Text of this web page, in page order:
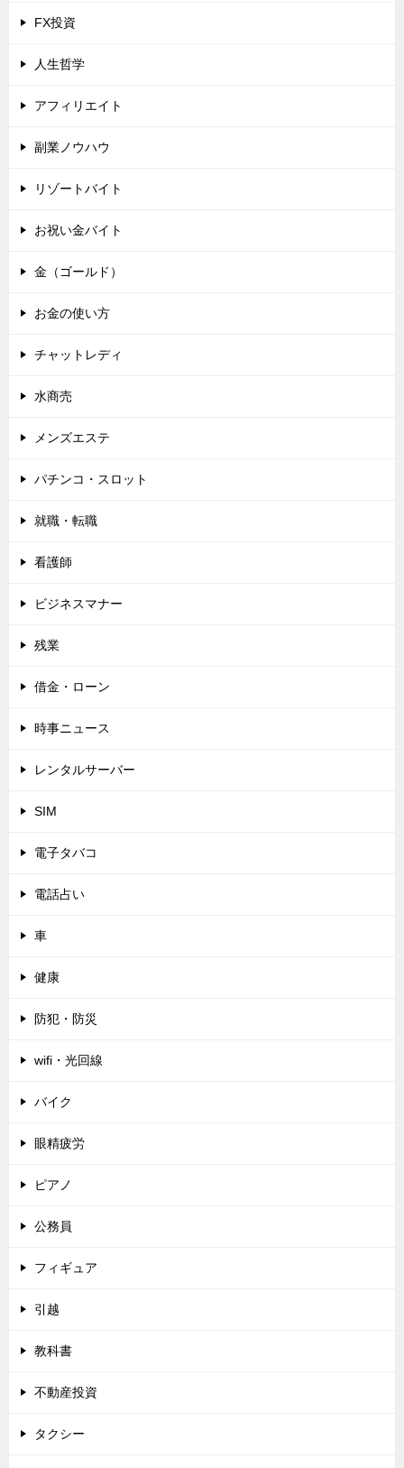
FX投資
人生哲学
アフィリエイト
副業ノウハウ
リゾートバイト
お祝い金バイト
金（ゴールド）
お金の使い方
チャットレディ
水商売
メンズエステ
パチンコ・スロット
就職・転職
看護師
ビジネスマナー
残業
借金・ローン
時事ニュース
レンタルサーバー
SIM
電子タバコ
電話占い
車
健康
防犯・防災
wifi・光回線
バイク
眼精疲労
ピアノ
公務員
フィギュア
引越
教科書
不動産投資
タクシー